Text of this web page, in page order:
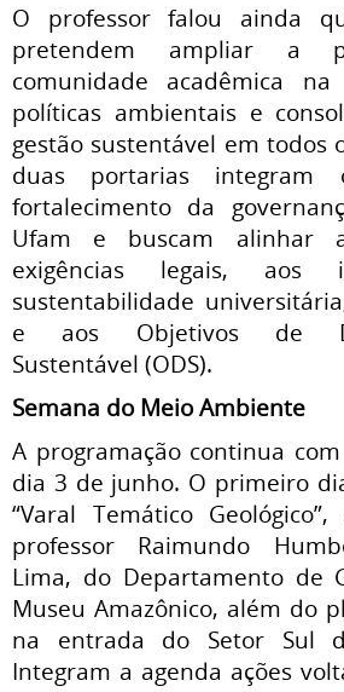
O professor falou ainda
pretendem ampliar a
comunidade acadêmica
políticas ambientais e
gestão sustentável em todos
duas portarias integram
fortalecimento da
Ufam e buscam alinhar
exigências legais, aos
sustentabilidade
e aos Objetivos de
Sustentável (ODS).
Semana do Meio Ambiente
A programação continua
dia 3 de junho. O primeiro
“Varal Temático
professor Raimundo
Lima, do Departamento de
Museu Amazônico, além do
na entrada do Setor Sul
Integram a agenda ações